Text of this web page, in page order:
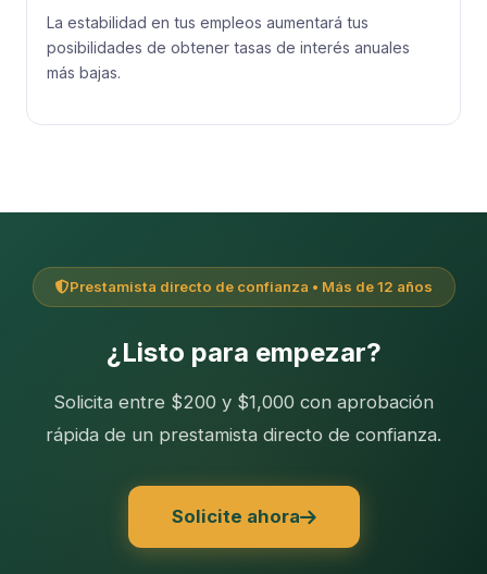
La estabilidad en tus empleos aumentará tus
posibilidades de obtener tasas de interés anuales
más bajas.
Prestamista directo de confianza • Más de 12 años
¿Listo para empezar?
Solicita entre $200 y $1,000 con aprobación
rápida de un prestamista directo de confianza.
Solicite ahora